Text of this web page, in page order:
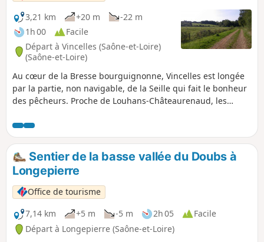
3,21 km
+20 m
-22 m
1h 00
Facile
Départ à Vincelles (Saône-et-Loire)
(Saône-et-Loire)
Au cœur de la Bresse bourguignonne, Vincelles est longée
par la partie, non navigable, de la Seille qui fait le bonheur
des pêcheurs. Proche de Louhans-Châteaurenaud, les
découvrir la nature à travers bois et prairies. Sur la
commune, vous pourrez admirer les moulins privés qui
agrémentent les paysages de la campagne bressane.
Sentier de la basse vallée du Doubs à
Longepierre
Office de tourisme
7,14 km
+5 m -5 m 2h 05
Facile
Départ à Longepierre (Saône-et-Loire)